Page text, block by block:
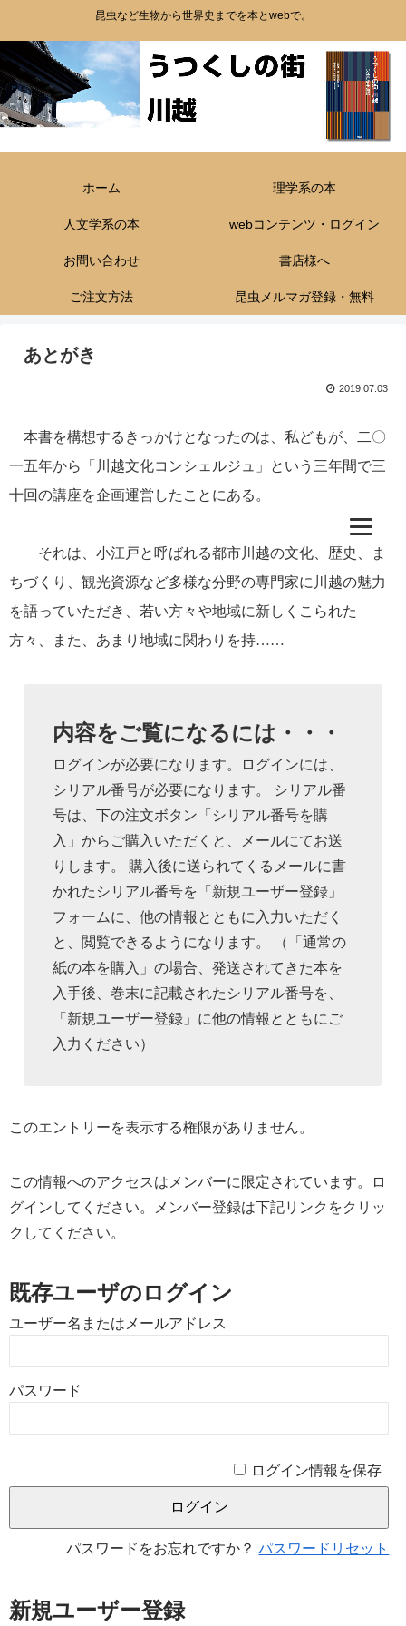
昆虫など生物から世界史までを本とwebで。
ホーム 理学系の本
人文学系の本 webコンテンツ・ログイン
お問い合わせ 書店様へ
ご注文方法 昆虫メルマガ登録・無料
あとがき
2019.07.03
本書を構想するきっかけとなったのは、私どもが、二〇
一五年から「川越文化コンシェルジュ」という三年間で三
十回の講座を企画運営したことにある。
それは、小江戸と呼ばれる都市川越の文化、歴史、ま
ちづくり、観光資源など多様な分野の専門家に川越の魅力
を語っていただき、若い方々や地域に新しくこられた
方々、また、あまり地域に関わりを持……
内容をご覧になるには・・・
ログインが必要になります。ログインには、
シリアル番号が必要になります。 シリアル番
号は、下の注文ボタン「シリアル番号を購
入」からご購入いただくと、メールにてお送
りします。 購入後に送られてくるメールに書
かれたシリアル番号を「新規ユーザー登録」
フォームに、他の情報とともに入力いただく
と、閲覧できるようになります。 （「通常の
紙の本を購入」の場合、発送されてきた本を
入手後、巻末に記載されたシリアル番号を、
「新規ユーザー登録」に他の情報とともにご
入力ください）
このエントリーを表示する権限がありません。
この情報へのアクセスはメンバーに限定されています。ロ
グインしてください。メンバー登録は下記リンクをクリッ
クしてください。
既存ユーザのログイン
ユーザー名またはメールアドレス
パスワード
ログイン情報を保存
パスワードをお忘れですか？パスワードリセット
新規ユーザー登録